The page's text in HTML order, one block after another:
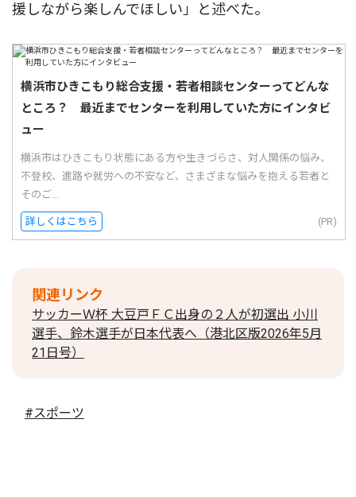
援しながら楽しんでほしい」と述べた。
横浜市ひきこもり総合支援・若者相談センターってどんな
ところ？ 最近までセンターを利用していた方にインタビ
ュー
横浜市はひきこもり状態にある方や生きづらさ、対人関係の悩み、
不登校、進路や就労への不安など、さまざまな悩みを抱える若者と
そのご...
詳しくはこちら (PR)
関連リンク
サッカーＷ杯 大豆戸ＦＣ出身の２人が初選出 小川
選手、鈴木選手が日本代表へ（港北区版2026年5月
21日号）
#スポーツ